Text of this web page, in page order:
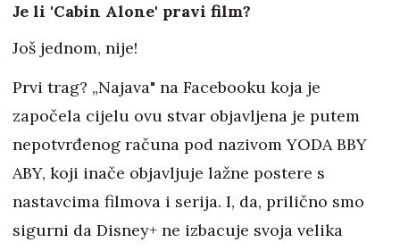
Je li 'Cabin Alone' pravi film?
Još jednom, nije!
Prvi trag? „Najava" na Facebooku koja je
započela cijelu ovu stvar objavljena je putem
nepotvrđenog računa pod nazivom YODA BBY
ABY, koji inače objavljuje lažne postere s
nastavcima filmova i serija. I, da, prilično smo
sigurni da Disney+ ne izbacuje svoja velika